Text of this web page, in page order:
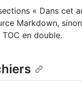
« Dans cet
Markdown,
en double.